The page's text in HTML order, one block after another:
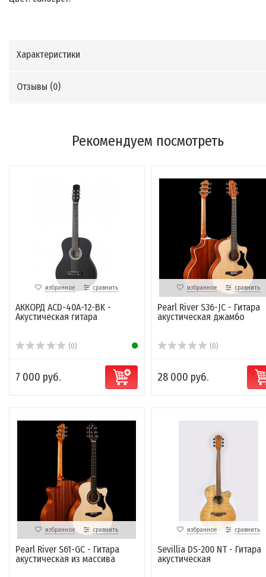
Характеристики
Отзывы (0)
Рекомендуем посмотреть
избранное сравнить
АККОРД ACD-40A-12-BK -
Акустическая гитара
(0)
7 000 руб.
избранное сравнить
Pearl River S36-JC - Гитара
акустическая джамбо
(0)
28 000 руб.
избранное сравнить
Pearl River S61-GC - Гитара
акустическая из массива
избранное сравнить
Sevillia DS-200 NT - Гитара
акустическая